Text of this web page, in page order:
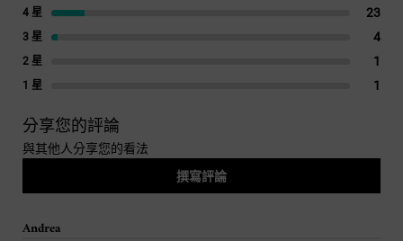
4 星 23
3 星 4
2 星 1
1 星 1
分享您的評論
與其他人分享您的看法
撰寫評論
Andrea